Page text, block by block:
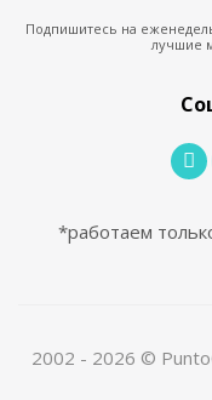
Подпишитесь на
лучшие
*работаем
2002 - 2026 ©